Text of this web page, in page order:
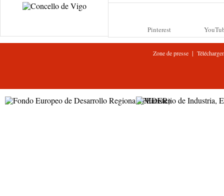
Pinterest
Zone de presse |